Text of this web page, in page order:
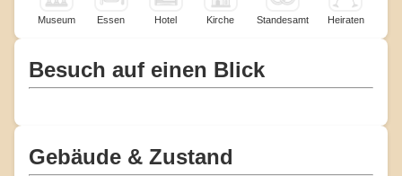
Museum Essen Hotel Kirche Standesamt Heiraten
Besuch auf einen Blick
Gebäude & Zustand